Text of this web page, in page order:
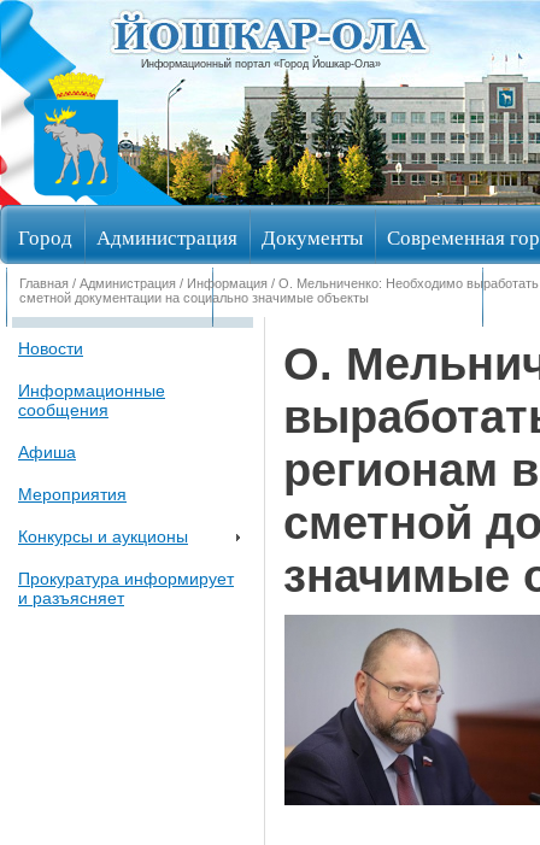
Информационный портал «Город Йошкар-Ола»
Город Администрация Документы Современная
Обращения граждан Общественные обсуждения
Главная / Администрация / Информация / О. Мельниченко: Необходимо выработать
сметной документации на социально значимые объекты
Новости
Информационные
сообщения
Афиша
Мероприятия
Конкурсы и аукционы
Прокуратура информирует
и разъясняет
О.
регионам
сметной
значимые